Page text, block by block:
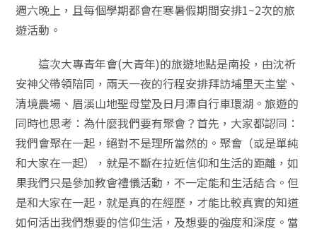
週六晚上，且每個學期都會在寒暑假期間安排1~2次的旅
遊活動。
這次大專青年會(大青年)的旅遊地點是南投，由沈祈
安神父帶領陪同，兩天一夜的行程安排拜訪埔里天主堂、
清境農場、眉溪山地聖母堂及日月潭自行車環湖。旅遊的
同時也思考：為什麼我們要有聚會？首先，大家都認同：
我們會聚在一起，絕對不是理所當然的。聚會（或是單純
和大家在一起），就是不斷在拉近信仰和生活的距離，如
果我們只是參加教會禮儀活動，不一定能和生活結合。但
是和大家在一起，就是真的在經歷，才能比較真實的知道
如何活出我們想要的信仰生活，及想要的強度和深度。當